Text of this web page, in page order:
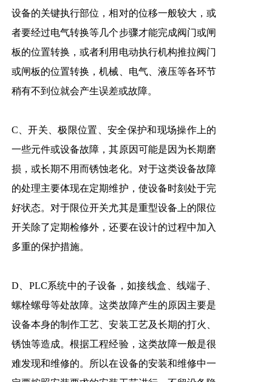
设备的关键执行部位，相对的位移一般较大，或
者要经过电气转换等几个步骤才能完成阀门或闸
板的位置转换，或者利用电动执行机构推拉阀门
或闸板的位置转换，机械、电气、液压等各环节
稍有不到位就会产生误差或故障。
C、开关、极限位置、安全保护和现场操作上的
一些元件或设备故障，其原因可能是因为长期磨
损，或长期不用而锈蚀老化。对于这类设备故障
的处理主要体现在定期维护，使设备时刻处于完
好状态。对于限位开关尤其是重型设备上的限位
开关除了定期检修外，还要在设计的过程中加入
多重的保护措施。
D、PLC系统中的子设备，如接线盒、线端子、
螺栓螺母等处故障。这类故障产生的原因主要是
设备本身的制作工艺、安装工艺及长期的打火、
锈蚀等造成。根据工程经验，这类故障一般是很
难发现和维修的。所以在设备的安装和维修中一